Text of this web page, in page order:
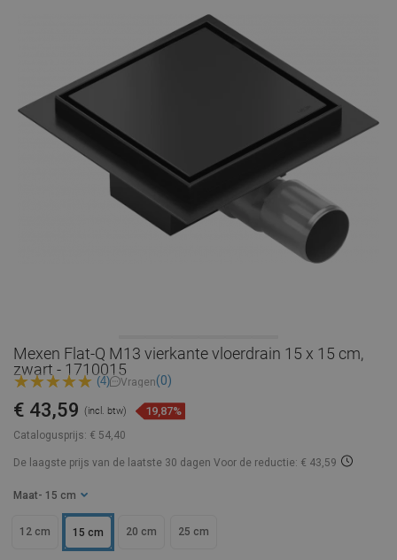
Mexen Flat-Q M13 vierkante vloerdrain 15 x 15 cm,
zwart - 1710015
(4) Vragen(0)
Catalogusprijs: € 54,40
€ 43,59 (incl. btw) 19,87%
De laagste prijs van de laatste 30 dagen Voor de reductie: € 43,59
Maat - 15 cm
12 cm 15 cm 20 cm 25 cm